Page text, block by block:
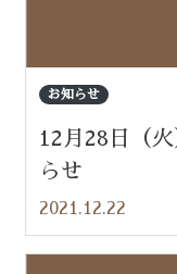
お知らせ
12月28日（
らせ
2021.12.22